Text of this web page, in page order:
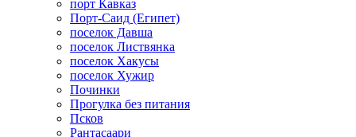
порт Кавказ
Порт-Саид (Египет)
поселок Давша
поселок Листвянка
поселок Хакусы
поселок Хужир
Починки
Прогулка без питания
Псков
Рантасаари